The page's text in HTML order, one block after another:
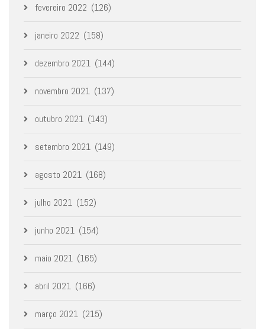
fevereiro 2022 (126)
janeiro 2022 (158)
dezembro 2021 (144)
novembro 2021 (137)
outubro 2021 (143)
setembro 2021 (149)
agosto 2021 (168)
julho 2021 (152)
junho 2021 (154)
maio 2021 (165)
abril 2021 (166)
março 2021 (215)